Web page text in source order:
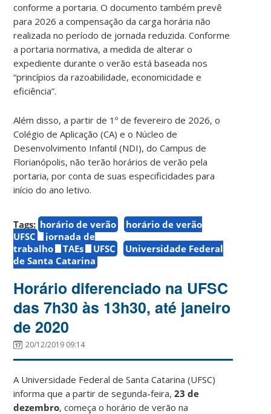
conforme a portaria. O documento também prevê
para 2026 a compensação da carga horária não
realizada no período de jornada reduzida. Conforme
a portaria normativa, a medida de alterar o
expediente durante o verão está baseada nos
“princípios da razoabilidade, economicidade e
eficiência”.
Além disso, a partir de 1º de fevereiro de 2026, o
Colégio de Aplicação (CA) e o Núcleo de
Desenvolvimento Infantil (NDI), do Campus de
Florianópolis, não terão horários de verão pela
portaria, por conta de suas especificidades para
início do ano letivo.
Tags: horário de verão
horário de verão
UFSC
jornada de
trabalho
TAEs UFSC
Universidade Federal
de Santa Catarina
Horário diferenciado na UFSC
das 7h30 às 13h30, até janeiro
de 2020
20/12/2019 09:14
A Universidade Federal de Santa Catarina (UFSC)
informa que a partir de segunda-feira, 23 de
dezembro, começa o horário de verão na